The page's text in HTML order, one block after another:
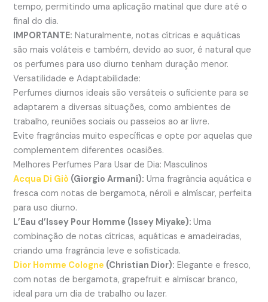
tempo, permitindo uma aplicação matinal que dure até o
final do dia.
IMPORTANTE: Naturalmente, notas cítricas e aquáticas
são mais voláteis e também, devido ao suor, é natural que
os perfumes para uso diurno tenham duração menor.
Versatilidade e Adaptabilidade:
Perfumes diurnos ideais são versáteis o suficiente para se
adaptarem a diversas situações, como ambientes de
trabalho, reuniões sociais ou passeios ao ar livre.
Evite fragrâncias muito específicas e opte por aquelas que
complementem diferentes ocasiões.
Melhores Perfumes Para Usar de Dia: Masculinos
Acqua Di Giò (Giorgio Armani): Uma fragrância aquática e
fresca com notas de bergamota, néroli e almíscar, perfeita
para uso diurno.
L’Eau d’Issey Pour Homme (Issey Miyake):Uma
combinação de notas cítricas, aquáticas e amadeiradas,
criando uma fragrância leve e sofisticada.
Dior Homme Cologne (Christian Dior): Elegante e fresco,
com notas de bergamota, grapefruit e almíscar branco,
ideal para um dia de trabalho ou lazer.